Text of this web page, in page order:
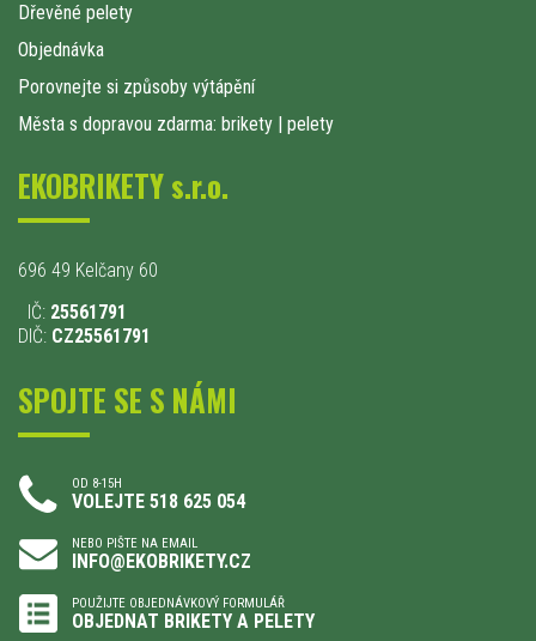
Dřevěné pelety
Objednávka
Porovnejte si způsoby výtápění
Města s dopravou zdarma: brikety | pelety
EKOBRIKETY s.r.o.
696 49 Kelčany 60
IČ: 25561791
DIČ: CZ25561791
SPOJTE SE S NÁMI
OD 8-15H
VOLEJTE 518 625 054
NEBO PIŠTE NA EMAIL
INFO@EKOBRIKETY.CZ
POUŽIJTE OBJEDNÁVKOVÝ FORMULÁŘ
OBJEDNAT BRIKETY A PELETY